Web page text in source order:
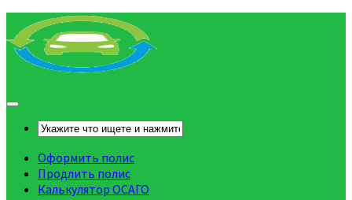
Оформить полис
Продлить полис
Калькулятор ОСАГО